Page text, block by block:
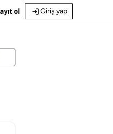
ol Giriş yap